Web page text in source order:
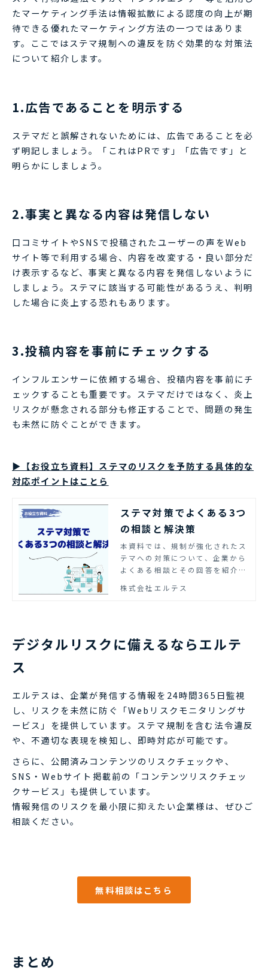
たマーケティング手法は情報拡散による認度の向上が期
待できる優れたマーケティング方法の一つではありま
す。ここではステマ規制への違反を防ぐ効果的な対策法
について紹介します。
1.広告であることを明示する
ステマだと誤解されないためには、広告であることを必
ず明記しましょう。「これはPRです」「広告です」と
明らかにしましょう。
2.事実と異なる内容は発信しない
口コミサイトやSNSで投稿されたユーザーの声をWeb
サイト等で利用する場合、内容を改変する・良い部分だ
け表示するなど、事実と異なる内容を発信しないように
しましょう。ステマに該当する可能性があるうえ、判明
した場合に炎上する恐れもあります。
3.投稿内容を事前にチェックする
インフルエンサーに依頼する場合、投稿内容を事前にチ
ェックすることも重要です。ステマだけではなく、炎上
リスクが懸念される部分も修正することで、問題の発生
も未然に防ぐことができます。
▶【お役立ち資料】ステマのリスクを予防する具体的な
対応ポイントはことら
ステマ対策でよくある3つ
の相談と解決策
本資料では、規制が強化されたス
テマへの対策について、企業から
よくある相談とその回答を紹介し
株式会社エルテス
デジタルリスクに備えるならエルテ
ス
エルテスは、企業が発信する情報を24時間365日監視
し、リスクを未然に防ぐ「Webリスクモニタリングサ
ービス」を提供しています。ステマ規制を含む法令違反
や、不適切な表現を検知し、即時対応が可能です。
さらに、公開済みコンテンツのリスクチェックや、
SNS・Webサイト掲載前の「コンテンツリスクチェッ
クサービス」も提供しています。
情報発信のリスクを最小限に抑えたい企業様は、ぜひご
相談ください。
無料相談はこちら
まとめ